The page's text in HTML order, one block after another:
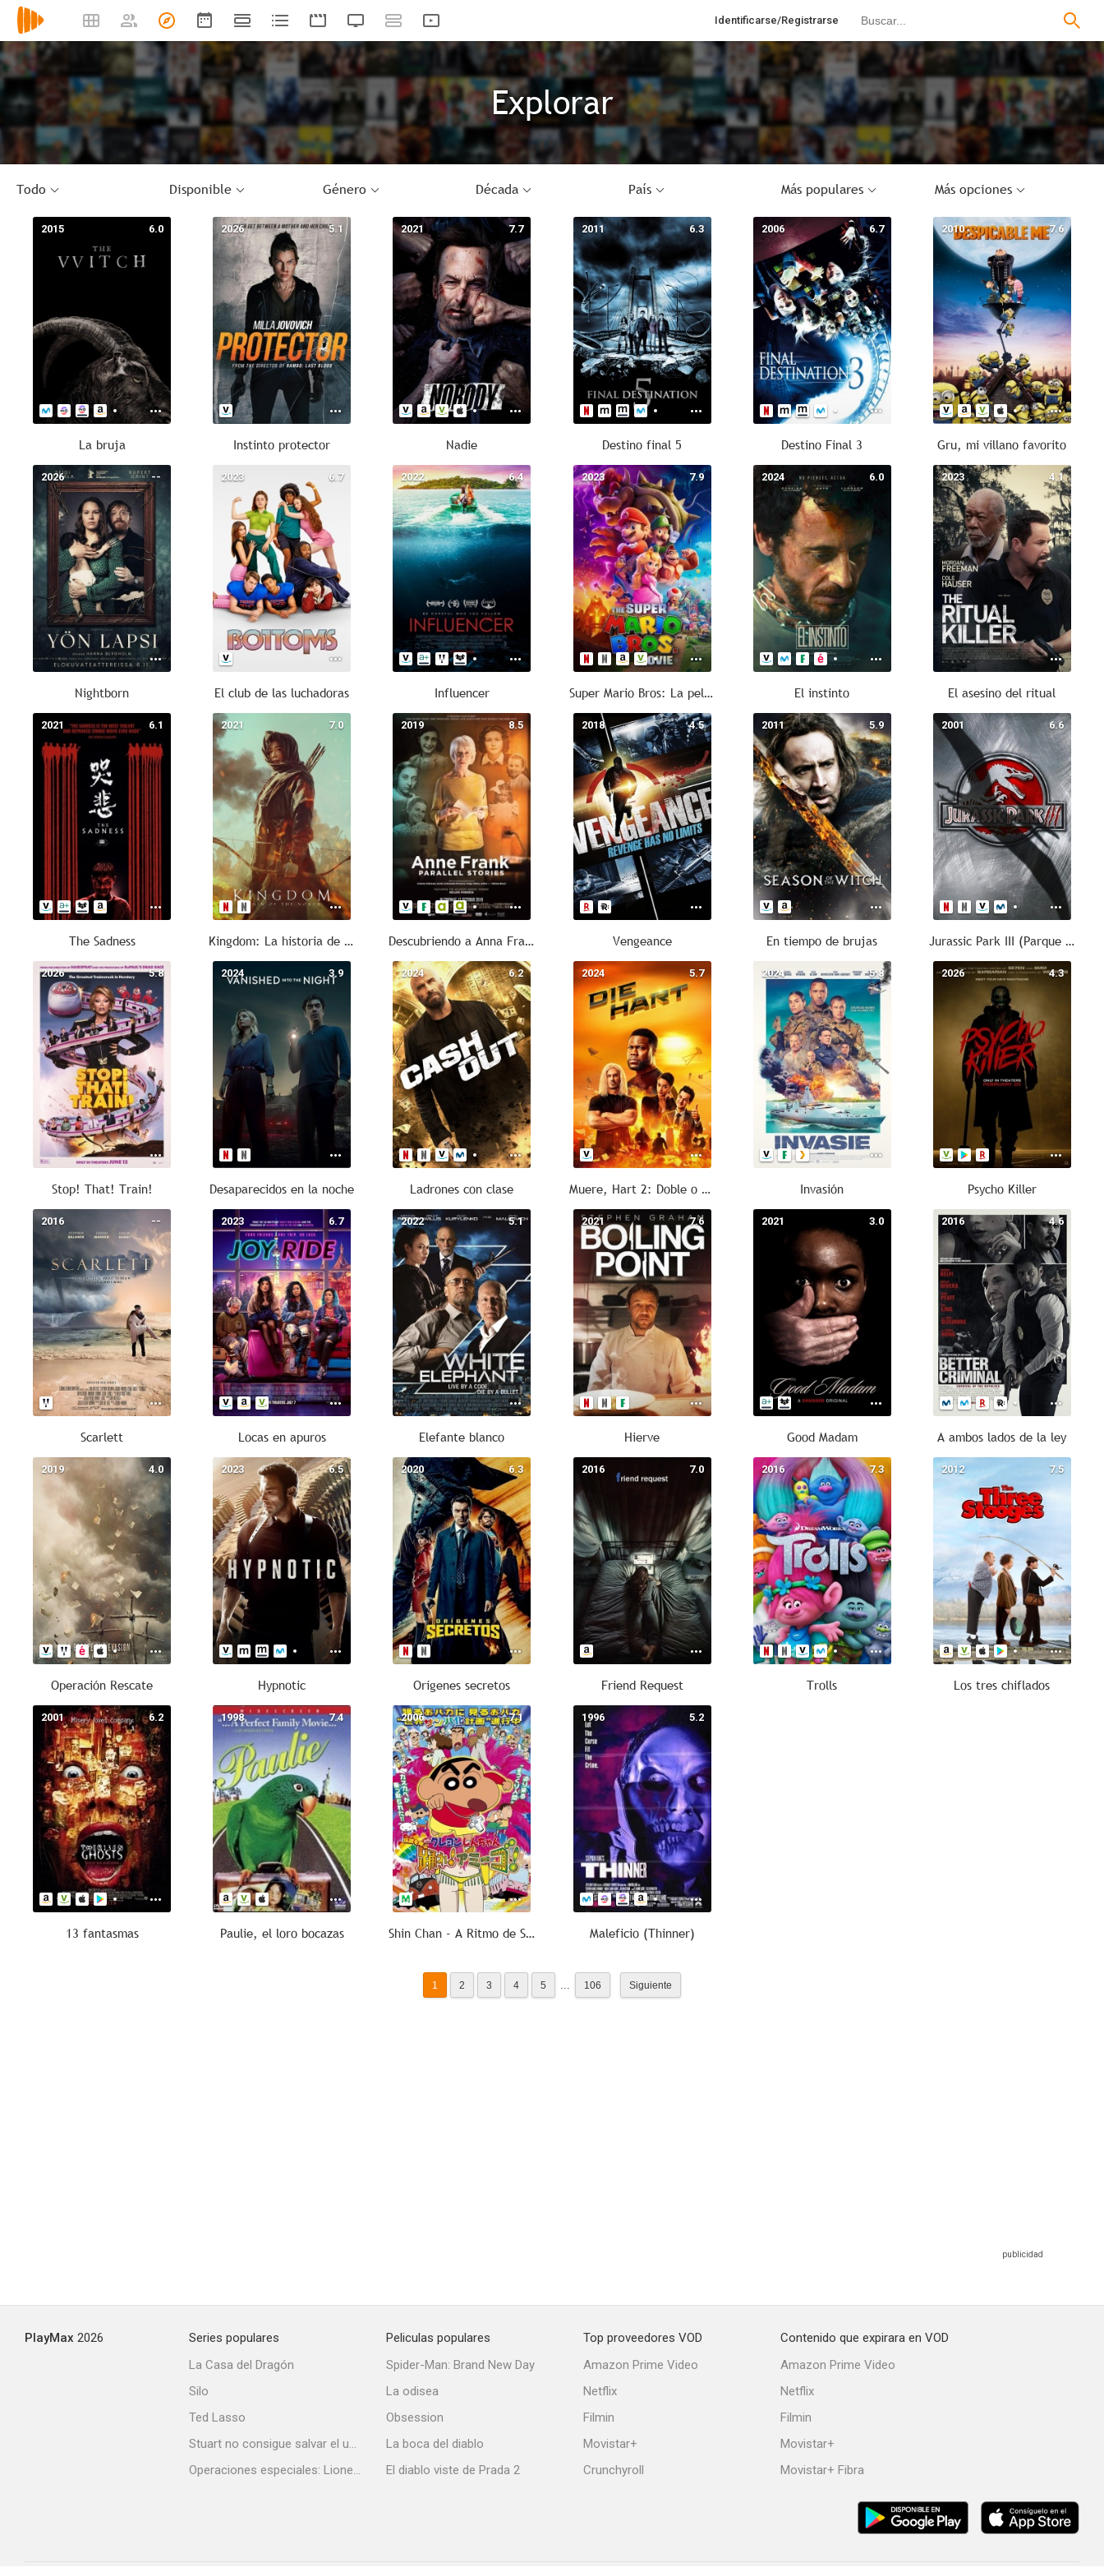
Identificarse/Registrarse
Explorar
Todo Disponible Género Década País Más populares Más opciones
6.0
2015
La bruja
5.1
2026
Instinto protector
7.7
2021
Nadie
6.3
2011
Destino final 5
6.7
2006
Destino Final 3
7.6
2010
Gru, mi villano favorito
--
2026
Nightborn
6.7
2023
El club de las luchadoras
6.4
2022
Influencer
7.9
2023
Super Mario Bros: La película
6.0
2024
El instinto
4.1
2023
El asesino del ritual
6.1
2021
The Sadness
7.0
2021
Kingdom: La historia de Ashin
8.5
2019
Descubriendo a Anna Frank. Historias paralelas
4.5
2018
Vengeance
5.9
2011
En tiempo de brujas
6.6
2001
Jurassic Park III (Parque Jurásico III)
5.8
2026
Stop! That! Train!
3.9
2024
Desaparecidos en la noche
6.2
2024
Ladrones con clase
5.7
2024
Muere, Hart 2: Doble o nada
5.8
2024
Invasión
4.3
2026
Psycho Killer
--
2016
Scarlett
6.7
2023
Locas en apuros
5.1
2022
Elefante blanco
7.6
2021
Hierve
3.0
2021
Good Madam
4.6
2016
A ambos lados de la ley
4.0
2019
Operación Rescate
6.5
2023
Hypnotic
6.3
2020
Orígenes secretos
7.0
2016
Friend Request
7.3
2016
Trolls
7.5
2012
Los tres chiflados
6.2
2001
13 fantasmas
7.4
1998
Paulie, el loro bocazas
7.1
2006
Shin Chan - A Ritmo de Samba
5.2
1996
Maleficio (Thinner)
1 2 3 4 5 ... 106 Siguiente
PlayMax 2026
Series populares
La Casa del Dragón
Silo
Ted Lasso
Stuart no consigue salvar el universo
Operaciones especiales: Lioness
Peliculas populares
Spider-Man: Brand New Day
La odisea
Obsession
La boca del diablo
El diablo viste de Prada 2
Top proveedores VOD
Amazon Prime Video
Netflix
Filmin
Movistar+
Crunchyroll
Contenido que expirara en VOD
Amazon Prime Video
Netflix
Filmin
Movistar+
Movistar+ Fibra